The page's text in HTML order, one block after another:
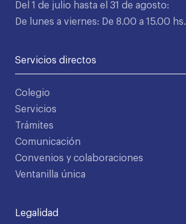
Del 1 de julio hasta el 31 de agosto:
De lunes a viernes: De 8.00 a 15.00 hs.
Servicios directos
Colegio
Servicios
Trámites
Comunicación
Convenios y colaboraciones
Ventanilla única
Legalidad